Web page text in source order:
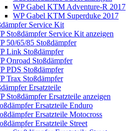
WP Gabel KTM Adventure-R 2017
WP Gabel KTM Superduke 2017
Service Kit
Stoßdämpfer Service Kit anzeigen
50/65/85 Stoßdämpfer
Link Stoßdämpfer
Onroad Stoßdämpfer
PDS Stoßdämpfer
Trax Stoßdämpfer
Ersatzteile
Stoßdämpfer Ersatzteile anzeigen
Ersatzteile Enduro
Ersatzteile Motocross
Ersatzteile Street